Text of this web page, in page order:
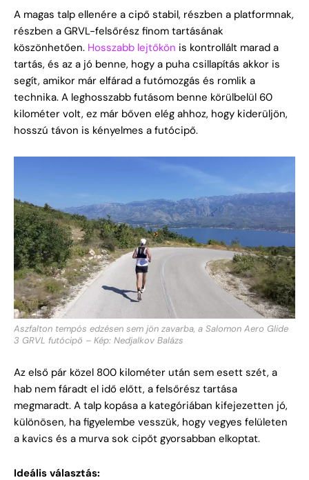
A magas talp ellenére a cipő stabil, részben a platformnak,
részben a GRVL-felsőrész finom tartásának
köszönhetően. Hosszabb lejtőkön is kontrollált marad a
tartás, és az a jó benne, hogy a puha csillapítás akkor is
segít, amikor már elfárad a futómozgás és romlik a
technika. A leghosszabb futásom benne körülbelül 60
kilométer volt, ez már bőven elég ahhoz, hogy kiderüljön,
hosszú távon is kényelmes a futócipő.
Aszfalton tempós edzésen sem jön zavarba, a Salomon Aero Glide
3 GRVL futócipő – Kép: Nedjalkov Balázs
Az első pár közel 800 kilométer után sem esett szét, a
hab nem fáradt el idő előtt, a felsőrész tartása
megmaradt. A talp kopása a kategóriában kifejezetten jó,
különösen, ha figyelembe vesszük, hogy vegyes felületen
a kavics és a murva sok cipőt gyorsabban elkoptat.
Ideális választás: